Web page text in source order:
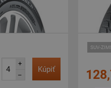
+
–
Kúpiť
SUV-